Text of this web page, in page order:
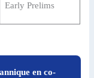
Early Prelims
en co-